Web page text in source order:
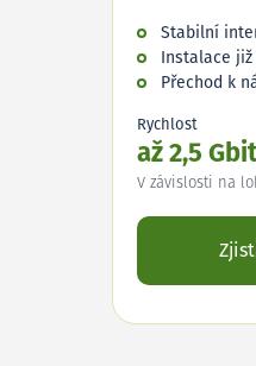
Stabilní
Instalace již
Přechod k
Rychlost
až 2,5
V závislosti na